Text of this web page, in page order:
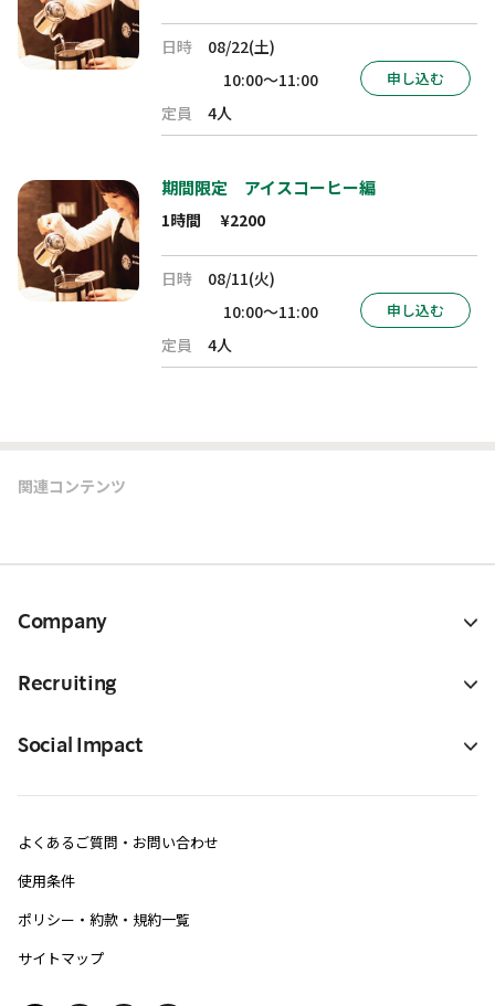
日時
08/22(土)
10:00～11:00
定員
4人
申し込む
期間限定 アイスコーヒー編
1時間 ¥2200
日時
08/11(火)
10:00～11:00
定員
4人
申し込む
関連コンテンツ
Company
Recruiting
Social Impact
よくあるご質問・お問い合わせ
使用条件
ポリシー・約款・規約一覧
サイトマップ